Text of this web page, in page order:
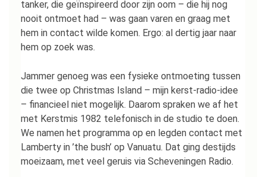
tanker, die geïnspireerd door zijn oom – die hij nog
nooit ontmoet had – was gaan varen en graag met
hem in contact wilde komen. Ergo: al dertig jaar naar
hem op zoek was.
Jammer genoeg was een fysieke ontmoeting tussen
die twee op Christmas Island – mijn kerst-radio-idee
– financieel niet mogelijk. Daarom spraken we af het
met Kerstmis 1982 telefonisch in de studio te doen.
We namen het programma op en legden contact met
Lamberty in ’the bush’ op Vanuatu. Dat ging destijds
moeizaam, met veel geruis via Scheveningen Radio.